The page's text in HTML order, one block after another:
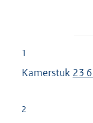
1
Kamerstuk 23
2